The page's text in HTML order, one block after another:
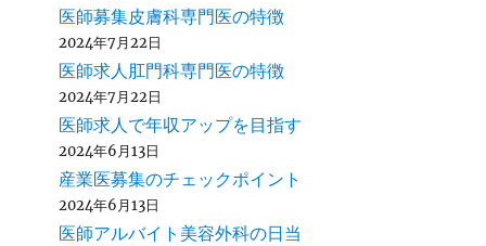
医師募集皮膚科専門医の特徴
2024年7月22日
医師求人肛門科専門医の特徴
2024年7月22日
医師求人で年収アップを目指す
2024年6月13日
産業医募集のチェックポイント
2024年6月13日
医師アルバイト美容外科の日当